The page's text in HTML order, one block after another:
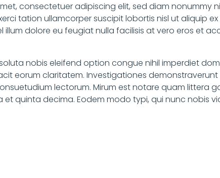
consectetuer adipiscing elit, sed diam
tation ullamcorper suscipit lobortis nisl ut aliquip
illum dolore eu feugiat nulla facilisis at vero eros et
nobis eleifend option congue nihil imperdiet
eorum claritatem. Investigationes
lectorum. Mirum est notare quam littera
quinta decima. Eodem modo typi, qui nunc nobis